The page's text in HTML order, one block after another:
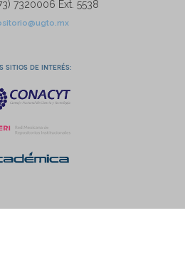
7320006 Ext. 5538
sitios de interés: